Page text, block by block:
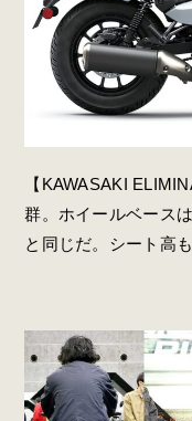
【KAWASAKI
群。ホイールベース
と同じだ。シート高